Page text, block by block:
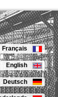
Français
English
Deutsch